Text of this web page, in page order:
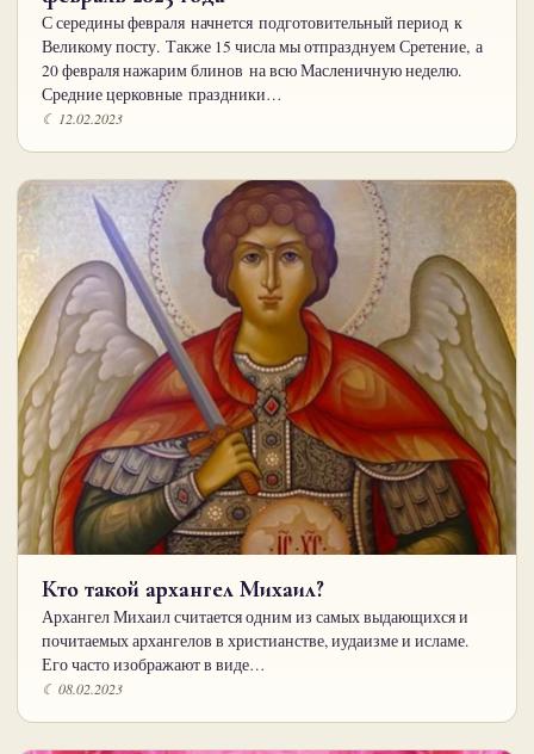
С середины февраля начнется подготовительный период к
Великому посту. Также 15 числа мы отпразднуем Сретение, а
20 февраля нажарим блинов на всю Масленичную неделю.
Средние церковные праздники…
☾ 12.02.2023
Кто такой архангел Михаил?
Архангел Михаил считается одним из самых выдающихся и
почитаемых архангелов в христианстве, иудаизме и исламе.
Его часто изображают в виде…
☾ 08.02.2023